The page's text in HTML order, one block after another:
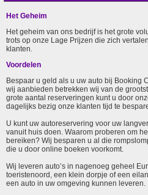
Het Geheim
Het geheim van ons bedrijf is het grote
trots op onze Lage Prijzen die zich
klanten.
Voordelen
Bespaar u geld als u uw auto bij Booking
wij aanbieden betrekken wij van de
grote aantal reserveringen kunt u door
dagelijks bezig onze klanten tijd te
U kunt uw autoreservering voor uw
vanuit huis doen. Waarom proberen om
bereiken? Wij besparen u al die
die u door online boeken voorkomt.
Wij leveren auto’s in nagenoeg geheel
toeristenoord, een klein dorpje of een
een auto in uw omgeving kunnen leveren.